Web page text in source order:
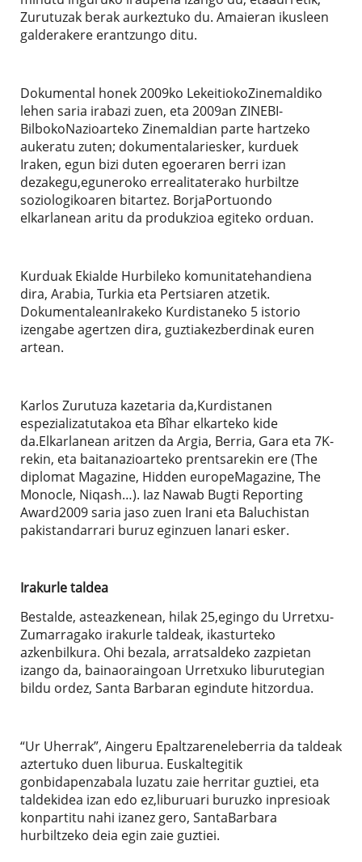
Zurutuzak berak aurkeztuko du. Amaieran ikusleen
galderakere erantzungo ditu.
Dokumental honek 2009ko LekeitiokoZinemaldiko
lehen saria irabazi zuen, eta 2009an ZINEBI-
BilbokoNazioarteko Zinemaldian parte hartzeko
aukeratu zuten; dokumentalariesker, kurduek
Iraken, egun bizi duten egoeraren berri izan
dezakegu,eguneroko errealitaterako hurbiltze
soziologikoaren bitartez. BorjaPortuondo
elkarlanean aritu da produkzioa egiteko orduan.
Kurduak Ekialde Hurbileko komunitatehandiena
dira, Arabia, Turkia eta Pertsiaren atzetik.
DokumentaleanIrakeko Kurdistaneko 5 istorio
izengabe agertzen dira, guztiakezberdinak euren
artean.
Karlos Zurutuza kazetaria da,Kurdistanen
espezializatutakoa eta Bîhar elkarteko kide
da.Elkarlanean aritzen da Argia, Berria, Gara eta 7K-
rekin, eta baitanazioarteko prentsarekin ere (The
diplomat Magazine, Hidden europeMagazine, The
Monocle, Niqash…). Iaz Nawab Bugti Reporting
Award2009 saria jaso zuen Irani eta Baluchistan
pakistandarrari buruz eginzuen lanari esker.
Irakurle taldea
Bestalde, asteazkenean, hilak 25,egingo du Urretxu-
Zumarragako irakurle taldeak, ikasturteko
azkenbilkura. Ohi bezala, arratsaldeko zazpietan
izango da, bainaoraingoan Urretxuko liburutegian
bildu ordez, Santa Barbaran egindute hitzordua.
“Ur Uherrak”, Aingeru Epaltzareneleberria da taldeak
aztertuko duen liburua. Euskaltegitik
gonbidapenzabala luzatu zaie herritar guztiei, eta
taldekidea izan edo ez,liburuari buruzko inpresioak
konpartitu nahi izanez gero, SantaBarbara
hurbiltzeko deia egin zaie guztiei.